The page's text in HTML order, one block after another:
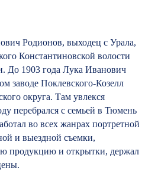
Родионов, выходец с Урала,
Константиновской волости
До 1903 года Лука Иванович
заводе Поклевского-Козелл
округа. Там увлекся
перебрался с семьей в Тюмень
во всех жанрах портретной
и выездной съемки,
продукцию и открытки, держал